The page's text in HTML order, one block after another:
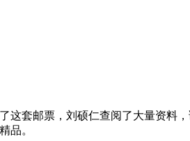
这套邮票， 刘硕仁查阅了大量资料
品。